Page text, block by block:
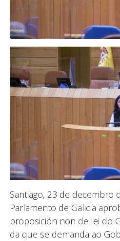
Santiago, 23 de decembro
Parlamento de Galicia
proposición non de lei do
da que se demanda ao